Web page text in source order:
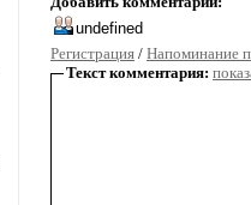
Регистрация / Напоминание
Текст комментария: